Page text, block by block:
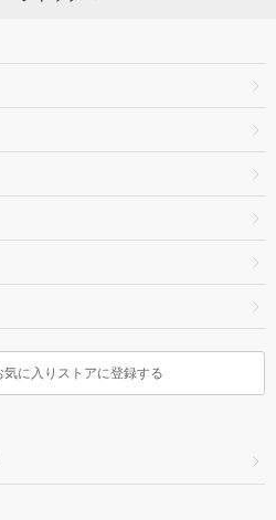
気に入りストアに登録する